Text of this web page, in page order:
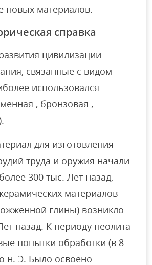
новых материалов.
справка
цивилизации
связанные с видом
использовался
, бронзовая ,
для изготовления
труда и оружия начали
300 тыс. Лет назад,
материалов
глины) возникло
назад. К периоду неолита
попытки обработки (в 8-
н. Э. Было освоено